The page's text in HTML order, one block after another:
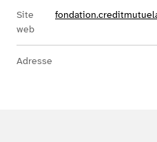
Site
web
Adresse